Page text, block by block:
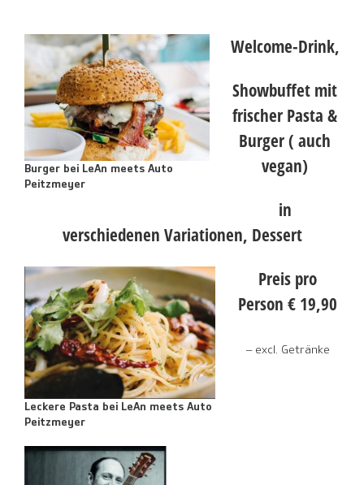
Burger bei LeAn meets Auto
Peitzmeyer
Welcome-Drink,
Showbuffet mit
frischer Pasta &
Burger ( auch
vegan)
in
verschiedenen Variationen, Dessert
Leckere Pasta bei LeAn meets Auto
Peitzmeyer
Preis pro
Person € 19,90
– excl. Getränke